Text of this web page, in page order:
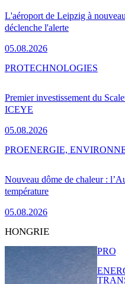
L'aéroport de Leipzig à
déclenche l'alerte
05.08.2026
Premier investissement du
ICEYE
05.08.2026
PROTECHNOLOGIES
Nouveau dôme de chaleur :
température
05.08.2026
PROENERGIE,
HONGRIE
PRO